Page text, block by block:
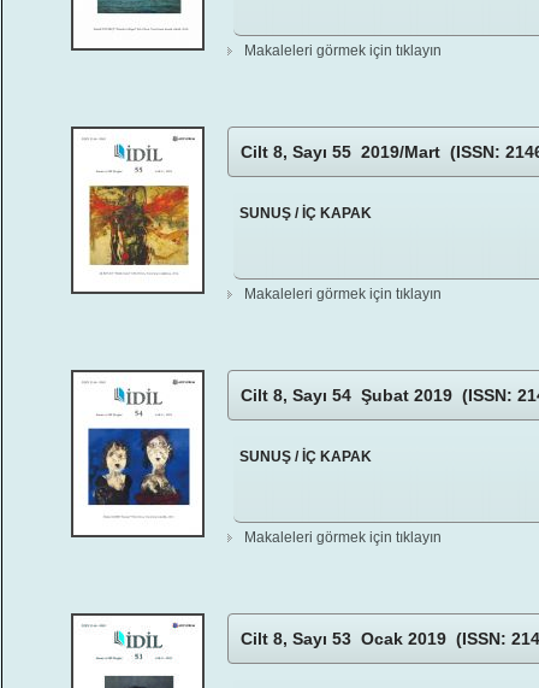
Makaleleri görmek için tıklayın
Cilt 8, Sayı 55 2019/Mart (ISSN:
SUNUŞ / İÇ KAPAK
Makaleleri görmek için tıklayın
Cilt 8, Sayı 54 Şubat 2019 (ISSN:
SUNUŞ / İÇ KAPAK
Makaleleri görmek için tıklayın
Cilt 8, Sayı 53 Ocak 2019 (ISSN: